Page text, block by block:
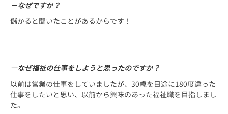
－なぜですか？
儲かると聞いたことがあるからです！
―なぜ福祉の仕事をしようと思ったのですか？
以前は営業の仕事をしていましたが、30歳を目途に180度違った
仕事をしたいと思い、以前から興味のあった福祉職を目指しまし
た。